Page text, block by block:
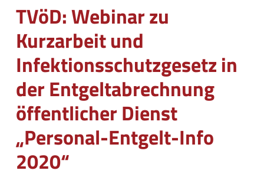
TVöD: Webinar zu
Kurzarbeit und
Infektionsschutzgesetz in
der Entgeltabrechnung
öffentlicher Dienst
„Personal-Entgelt-Info
2020“